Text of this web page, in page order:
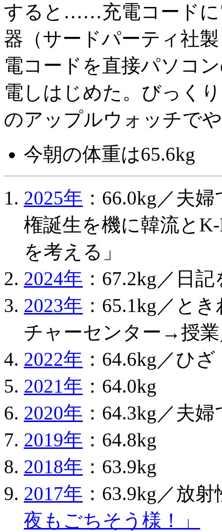
すると……充電コードに
器（サードパーティ社
電コードを直接パソコ
電しはじめた。びっく
のアップルウォッチで
今朝の体重は65.6kg
2025年 ：66.0kg／夫
権誕生を機に韓流と
を考える」
2024年 ：67.2kg／日
2023年 ：65.1kg／と
チャーセンター→授業
2022年 ：64.6kg／ひ
2021年 ：64.0kg
2020年 ：64.3kg／夫
2019年 ：64.8kg
2018年 ：63.9kg
2017年 ：63.9kg／放
夜もごちそう様！」